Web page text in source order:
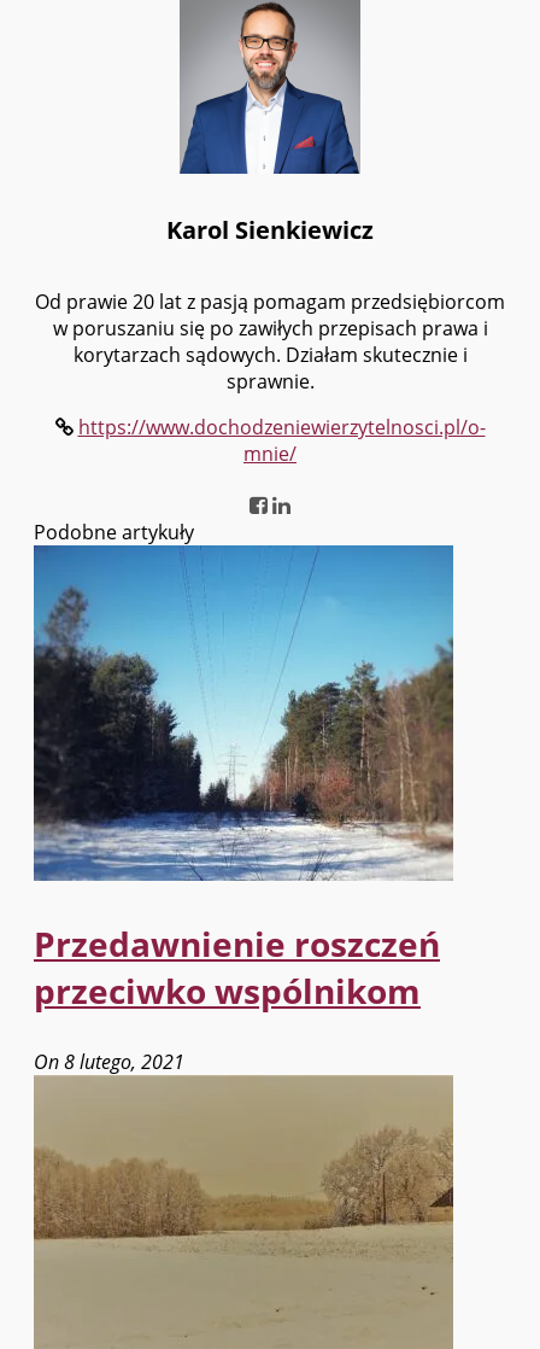
Karol Sienkiewicz
Od prawie 20 lat z pasją pomagam przedsiębiorcom
w poruszaniu się po zawiłych przepisach prawa i
korytarzach sądowych. Działam skutecznie i
sprawnie.
https://www.dochodzeniewierzytelnosci.pl/o-
mnie/
Podobne artykuły
Przedawnienie roszczeń
przeciwko wspólnikom
On 8 lutego, 2021